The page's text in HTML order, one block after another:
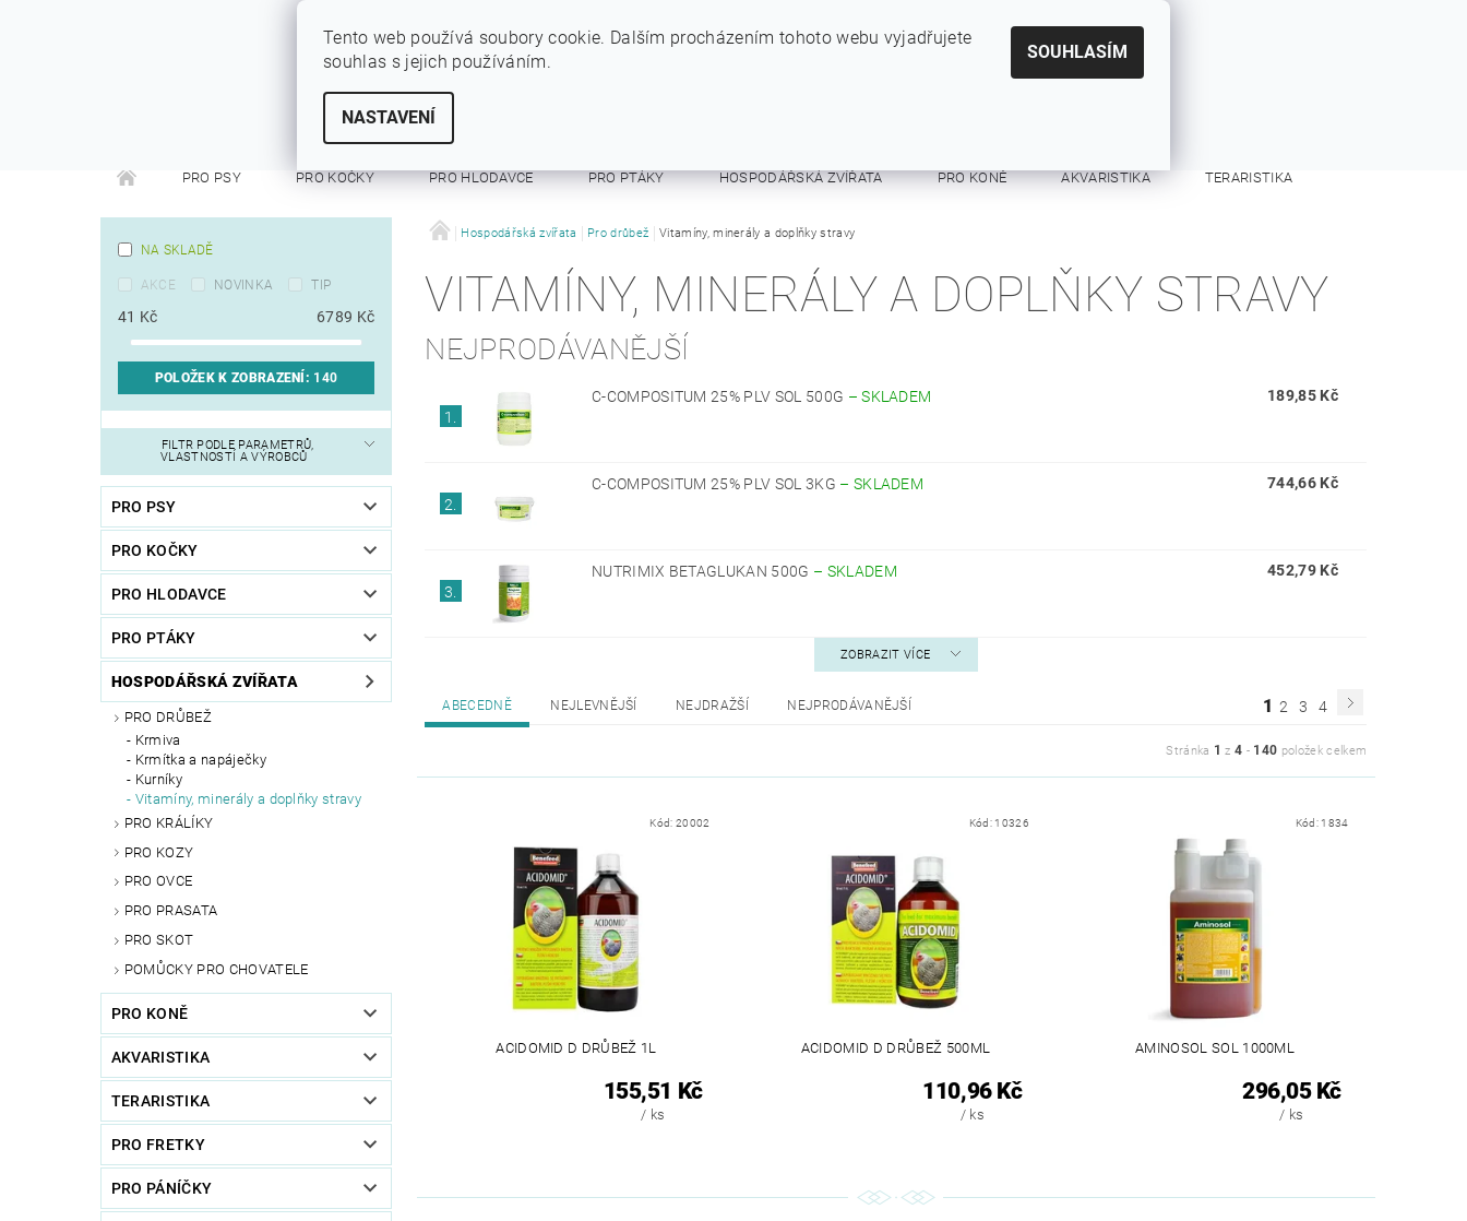
PRO PSY PRO KOČKY PRO HLODAVCE PRO PTÁKY HOSPODÁŘSKÁ ZVÍŘATA PRO KONĚ AKVARISTIKA TERARISTIKA
DEZINFEKCE A RESPIRÁTORY OSTATNÍ OBCHODNÍ PODMÍNKY
NA SKLADĚ
AKCE NOVINKA TIP
41 Kč 6789 Kč
POLOŽEK K ZOBRAZENÍ: 140
FILTR PODLE PARAMETRŮ,
VLASTNOSTÍ A VÝROBCŮ
PRO PSY
PRO KOČKY
PRO HLODAVCE
PRO PTÁKY
HOSPODÁŘSKÁ ZVÍŘATA
PRO DRŮBEŽ
Krmiva
Krmítka a napáječky
Kurníky
Vitamíny, minerály a doplňky stravy
PRO KRÁLÍKY
PRO KOZY
PRO OVCE
PRO PRASATA
PRO SKOT
POMŮCKY PRO CHOVATELE
PRO KONĚ
AKVARISTIKA
TERARISTIKA
PRO FRETKY
PRO PÁNÍČKY
Hospodářská zvířata Pro drůbež Vitamíny, minerály a doplňky stravy
VITAMÍNY, MINERÁLY A DOPLŇKY STRAVY
NEJPRODÁVANĚJŠÍ
1.
C-COMPOSITUM 25% PLV SOL 500G –SKLADEM 189,85 Kč
2.
C-COMPOSITUM 25% PLV SOL 3KG – SKLADEM 744,66 Kč
3.
NUTRIMIX BETAGLUKAN 500G – SKLADEM 452,79 Kč
ZOBRAZIT VÍCE
ABECEDNĚ NEJLEVNĚJŠÍ NEJDRAŽŠÍ NEJPRODÁVANĚJŠÍ 1 2 3 4
Stránka 1 z4 - 140 položek celkem
Kód: 20002
ACIDOMID D DRŮBEŽ 1L
155,51 Kč
/ ks
Kód: 10326
ACIDOMID D DRŮBEŽ 500ML
110,96 Kč
/ ks
Kód: 1834
AMINOSOL SOL 1000ML
296,05 Kč
/ ks
Tento web používá soubory cookie. Dalším procházením tohoto webu vyjadřujete
souhlas s jejich používáním.
NASTAVENÍ
SOUHLASÍM